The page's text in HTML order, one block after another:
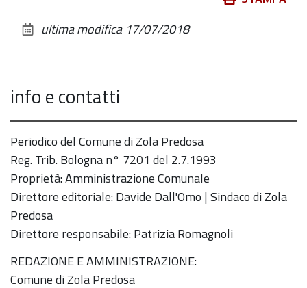
documento
ultima modifica 17/07/2018
info e contatti
Periodico del Comune di Zola Predosa
Reg. Trib. Bologna n° 7201 del 2.7.1993
Proprietà: Amministrazione Comunale
Direttore editoriale: Davide Dall'Omo | Sindaco di Zola
Predosa
Direttore responsabile: Patrizia Romagnoli
REDAZIONE E AMMINISTRAZIONE:
Comune di Zola Predosa